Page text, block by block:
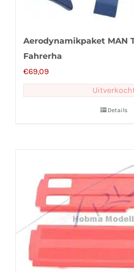
Aerodynamikpaket MAN
Fahrerha
€69,09
Details